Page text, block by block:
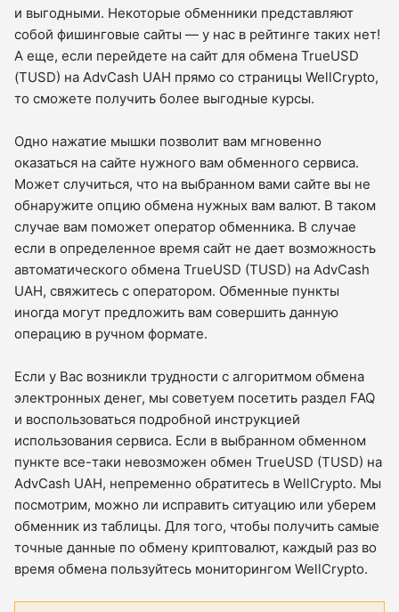
и выгодными. Некоторые обменники представляют
собой фишинговые сайты — у нас в рейтинге таких нет!
А еще, если перейдете на сайт для обмена TrueUSD
(TUSD) на AdvCash UAH прямо со страницы WellCrypto,
то сможете получить более выгодные курсы.
Одно нажатие мышки позволит вам мгновенно
оказаться на сайте нужного вам обменного сервиса.
Может случиться, что на выбранном вами сайте вы не
обнаружите опцию обмена нужных вам валют. В таком
случае вам поможет оператор обменника. В случае
если в определенное время сайт не дает возможность
автоматического обмена TrueUSD (TUSD) на AdvCash
UAH, свяжитесь с оператором. Обменные пункты
иногда могут предложить вам совершить данную
операцию в ручном формате.
Если у Вас возникли трудности с алгоритмом обмена
электронных денег, мы советуем посетить раздел FAQ
и воспользоваться подробной инструкцией
использования сервиса. Если в выбранном обменном
пункте все-таки невозможен обмен TrueUSD (TUSD) на
AdvCash UAH, непременно обратитесь в WellCrypto. Мы
посмотрим, можно ли исправить ситуацию или уберем
обменник из таблицы. Для того, чтобы получить самые
точные данные по обмену криптовалют, каждый раз во
время обмена пользуйтесь мониторингом WellCrypto.